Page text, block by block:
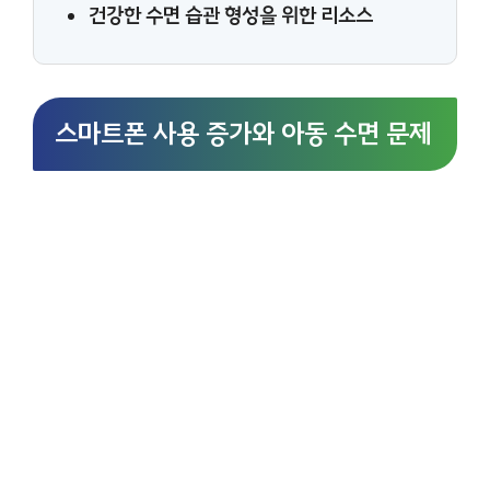
건강한 수면 습관 형성을 위한 리소스
스마트폰 사용 증가와 아동 수면 문제